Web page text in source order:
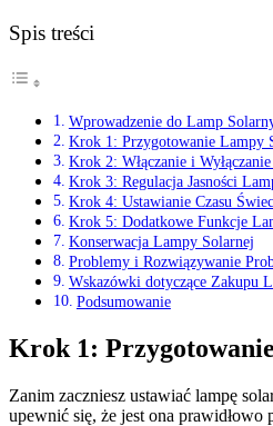
Spis treści
Wprowadzenie do Lamp
Krok 1: Przygotowanie Lampy
Krok 2: Włączanie i
Krok 3: Regulacja Jasności
Krok 4: Ustawianie Czasu
Krok 5: Dodatkowe Funkcje
Konserwacja Lampy Solarnej
Problemy i Rozwiązywanie
Wskazówki dotyczące Zakupu
Podsumowanie
Krok 1:
Zanim zaczniesz ustawiać lampę
upewnić się, że jest ona prawidłowo